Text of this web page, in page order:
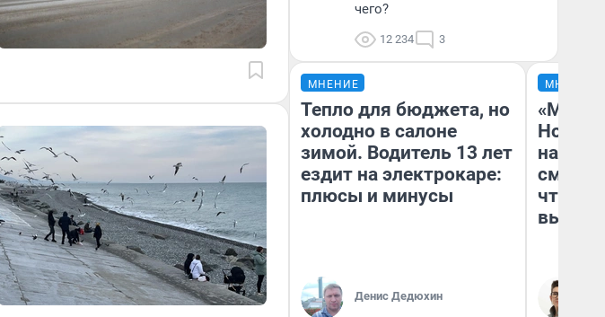
чего?
12 234 3
МНЕНИЕ
Тепло для бюджета, но
холодно в салоне
зимой. Водитель 13 лет
ездит на электрокаре:
плюсы и минусы
Денис Дедюхин
МНЕНИЕ
«Мы
чтобы